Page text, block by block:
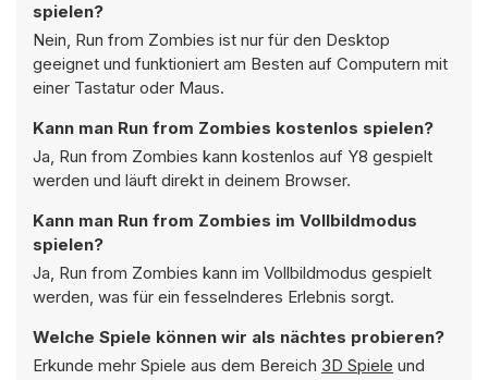
spielen?
Nein, Run from Zombies ist nur für den Desktop
geeignet und funktioniert am Besten auf Computern mit
einer Tastatur oder Maus.
Kann man Run from Zombies kostenlos spielen?
Ja, Run from Zombies kann kostenlos auf Y8 gespielt
werden und läuft direkt in deinem Browser.
Kann man Run from Zombies im Vollbildmodus
spielen?
Ja, Run from Zombies kann im Vollbildmodus gespielt
werden, was für ein fesselnderes Erlebnis sorgt.
Welche Spiele können wir als nächtes probieren?
Erkunde mehr Spiele aus dem Bereich 3D Spiele und